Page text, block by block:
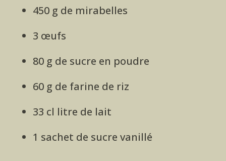
450 g de mirabelles
3 œufs
80 g de sucre en poudre
60 g de farine de riz
33 cl litre de lait
1 sachet de sucre vanillé